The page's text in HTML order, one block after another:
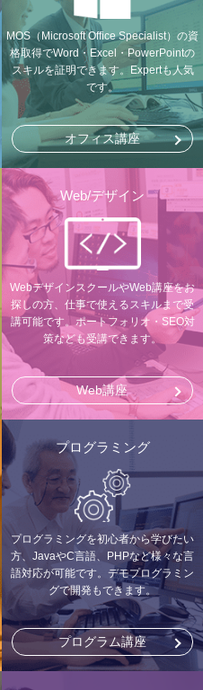
MOS（Microsoft Office Specialist）の資
格取得でWord・Excel・PowerPointの
スキルを証明できます。Expertも人気
です。
オフィス講座
Web/デザイン
WebデザインスクールやWeb講座をお
探しの方、仕事で使えるスキルまで受
講可能です。ポートフォリオ・SEO対
策なども受講できます。
Web講座
プログラミング
プログラミングを初心者から学びたい
方、JavaやC言語、PHPなど様々な言
語対応が可能です。デモプログラミン
グで開発もできます。
プログラム講座